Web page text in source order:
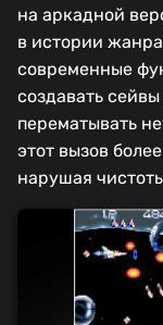
на аркадной
в истории
современные
создавать
перематывать
этот вызов
нарушая